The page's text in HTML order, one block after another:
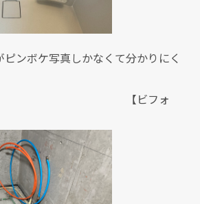
ピンボケ写真しかなくて分かりにく
ー】 【ビフォ